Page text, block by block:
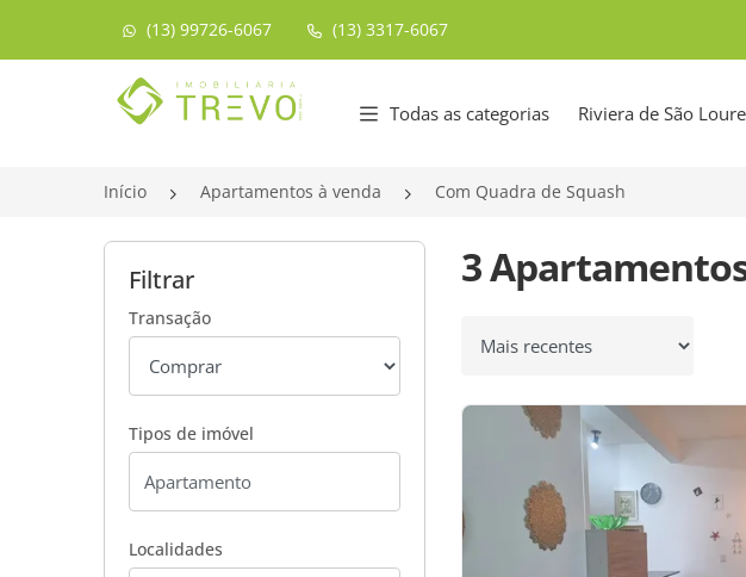
(13) 99726-6067 (13) 3317-6067
Página inicial
Todas as categorias Riviera de São
Início Apartamentos à venda Com Quadra de Squash
Filtrar
Transação
Tipos de imóvel
Localidades
3
Ordenar por